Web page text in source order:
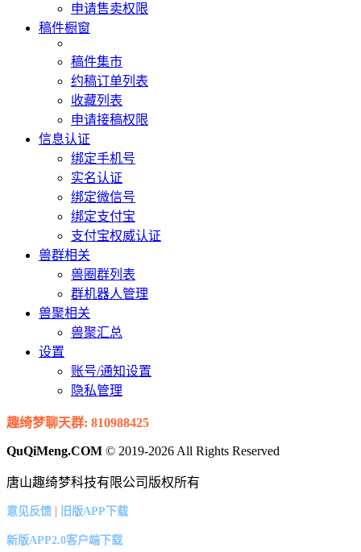
申请售卖权限
稿件橱窗
稿件集市
约稿订单列表
收藏列表
申请接稿权限
信息认证
绑定手机号
实名认证
绑定微信号
绑定支付宝
支付宝权威认证
兽群相关
兽圈群列表
群机器人管理
兽聚相关
兽聚汇总
设置
账号/通知设置
隐私管理
趣绮梦聊天群: 810988425
QuQiMeng.COM © 2019-2026 All Rights Reserved
唐山趣绮梦科技有限公司版权所有
意见反馈 | 旧版APP下载
新版APP2.0客户端下载